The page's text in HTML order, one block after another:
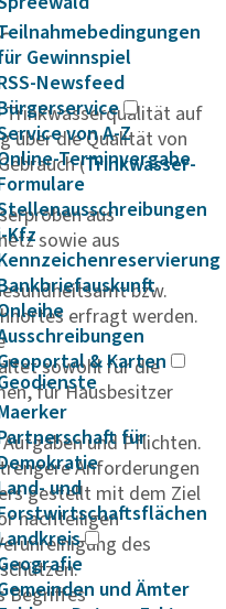
Gewinnspiel
Newsfeed
von A-Z
Terminvergabe
Kfz
& Karten
für
und
und Ämter
Trinkwasserqualität auf
über die Qualität von
(Trink­was­ser­
aus
sowie aus
bzw.
erfragt werden.
sowohl für die
für Hausbesitzer
und Pflichten.
Anforderungen
gestellt mit dem Ziel
nachteiligen
des
Begriffes